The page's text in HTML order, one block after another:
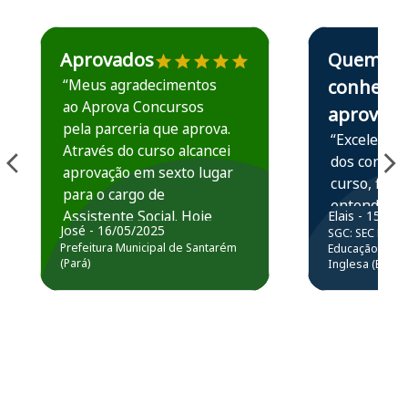
Estudante José recomenda o Aprova Concursos em
Aprovados
“Meus agradecimentos
ao Aprova Concursos
pela parceria que aprova.
Através do curso alcancei
aprovação em sexto lugar
para o cargo de
Assistente Social. Hoje
estou atuando na
Prefeitura de Santarém.
José - 16/05/2025
Prefeitura Municipal de Santarém
(Pará)
Estudante Elais
Quem
conhece,
aprova
“Excelente
dos
curso,
entender e
prática
resolução
questões.”
Elais - 15/07/
SGC: SEC BA
Educação
Inglesa (Edital